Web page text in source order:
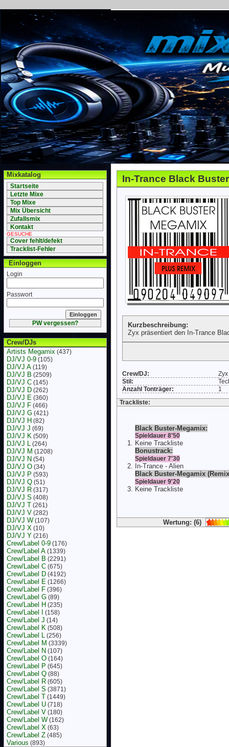
Mixkatalog
Startseite
Letzte Mixe
Top Mixe
Mix Übersicht
Zufallsmix
Kontakt
GESUCHE
Cover fehlt/defekt
Tracklist-Fehler
Einloggen
Login
Passwort
PW vergessen?
Crew/DJs
Artists Megamix (437)
DJ/VJ 0-9 (105)
DJ/VJ A (119)
DJ/VJ B (2509)
DJ/VJ C (145)
DJ/VJ D (262)
DJ/VJ E (360)
DJ/VJ F (466)
DJ/VJ G (421)
DJ/VJ H (82)
DJ/VJ J (69)
DJ/VJ K (509)
DJ/VJ L (264)
DJ/VJ M (1208)
DJ/VJ N (54)
DJ/VJ O (34)
DJ/VJ P (593)
DJ/VJ Q (51)
DJ/VJ R (317)
DJ/VJ S (408)
DJ/VJ T (261)
DJ/VJ V (282)
DJ/VJ W (107)
DJ/VJ X (10)
DJ/VJ Y (216)
Crew/Label 0-9 (176)
Crew/Label A (1339)
Crew/Label B (2291)
Crew/Label C (675)
Crew/Label D (4192)
Crew/Label E (1266)
Crew/Label F (396)
Crew/Label G (89)
Crew/Label H (235)
Crew/Label I (158)
Crew/Label J (14)
Crew/Label K (508)
Crew/Label L (256)
Crew/Label M (3339)
Crew/Label N (107)
Crew/Label O (164)
Crew/Label P (645)
Crew/Label Q (88)
Crew/Label R (605)
Crew/Label S (3871)
Crew/Label T (1449)
Crew/Label U (718)
Crew/Label V (180)
Crew/Label W (162)
Crew/Label X (63)
Crew/Label Z (485)
Various (893)
In-Trance Black
Kurzbeschreibung:
Zyx präsentiert den In-Trance
Crew/DJ:
Zyx
Stil:
Anzahl Tonträger:
1
Trackliste:
Black Buster-Megamix:
Spieldauer 8'50
Keine Trackliste
Bonustrack:
Spieldauer 7'30
In-Trance - Alien
Black Buster-Megamix
Spieldauer 9'20
Keine Trackliste
Wertung: (6)